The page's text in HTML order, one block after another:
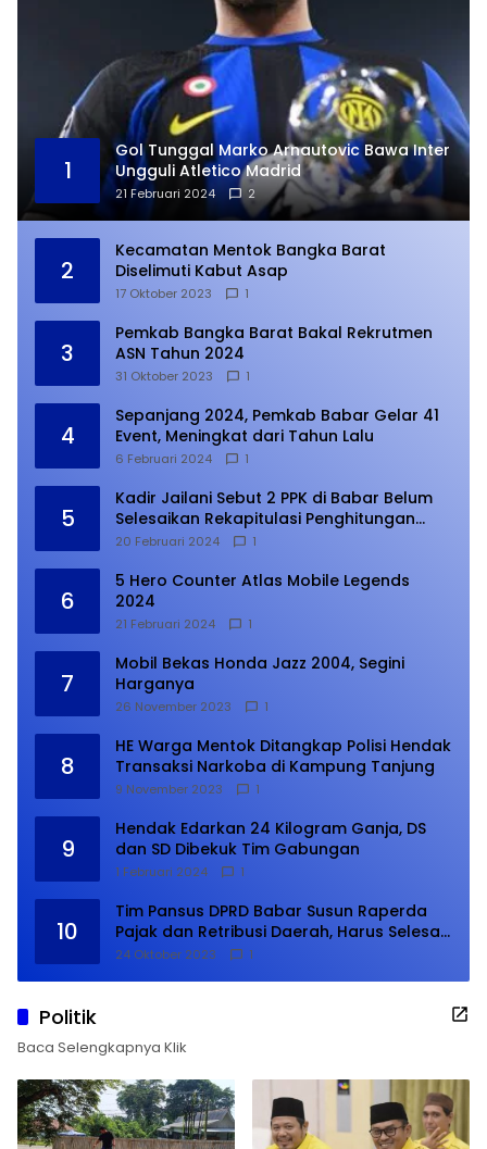
1
Gol Tunggal Marko Arnautovic Bawa Inter
Ungguli Atletico Madrid
21 Februari 2024 2
2
Kecamatan Mentok Bangka Barat
Diselimuti Kabut Asap
17 Oktober 2023 1
3
Pemkab Bangka Barat Bakal Rekrutmen
ASN Tahun 2024
31 Oktober 2023 1
4
Sepanjang 2024, Pemkab Babar Gelar 41
Event, Meningkat dari Tahun Lalu
6 Februari 2024 1
5
Kadir Jailani Sebut 2 PPK di Babar Belum
Selesaikan Rekapitulasi Penghitungan
Suara
20 Februari 2024 1
6
5 Hero Counter Atlas Mobile Legends
2024
21 Februari 2024 1
7
Mobil Bekas Honda Jazz 2004, Segini
Harganya
26 November 2023 1
8
HE Warga Mentok Ditangkap Polisi Hendak
Transaksi Narkoba di Kampung Tanjung
9 November 2023 1
9
Hendak Edarkan 24 Kilogram Ganja, DS
dan SD Dibekuk Tim Gabungan
1 Februari 2024 1
10
Tim Pansus DPRD Babar Susun Raperda
Pajak dan Retribusi Daerah, Harus Selesai
Januari 2024
24 Oktober 2023 1
Politik
Baca Selengkapnya Klik